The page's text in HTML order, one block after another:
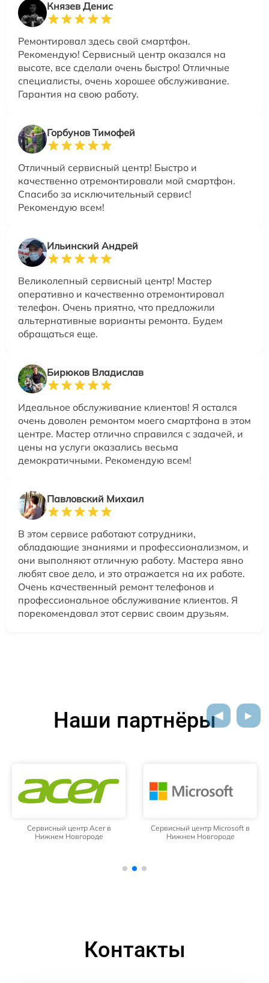
Князев Денис
Ремонтировал здесь свой смартфон.
Рекомендую! Сервисный центр оказался на
высоте, все сделали очень быстро! Отличные
специалисты, очень хорошее обслуживание.
Гарантия на свою работу.
Горбунов Тимофей
Отличный сервисный центр! Быстро и
качественно отремонтировали мой смартфон.
Спасибо за исключительный сервис!
Рекомендую всем!
Ильинский Андрей
Великолепный сервисный центр! Мастер
оперативно и качественно отремонтировал
телефон. Очень приятно, что предложили
альтернативные варианты ремонта. Будем
обращаться еще.
Бирюков Владислав
Идеальное обслуживание клиентов! Я остался
очень доволен ремонтом моего смартфона в этом
центре. Мастер отлично справился с задачей, и
цены на услуги оказались весьма
демократичными. Рекомендую всем!
Павловский Михаил
В этом сервисе работают сотрудники,
обладающие знаниями и профессионализмом, и
они выполняют отличную работу. Мастера явно
любят свое дело, и это отражается на их работе.
Очень качественный ремонт телефонов и
профессиональное обслуживание клиентов. Я
порекомендовал этот сервис своим друзьям.
Наши партнёры
Сервисный центр Acer в
Нижнем Новгороде
Сервисный центр Microsoft в
Нижнем Новгороде
Контакты